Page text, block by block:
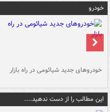
خودرو
خودروهای جدید شیائومی در راه بازار
این مطالب را از دست ندهید....